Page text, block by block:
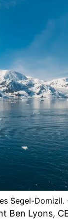
Segel-
Lyons,